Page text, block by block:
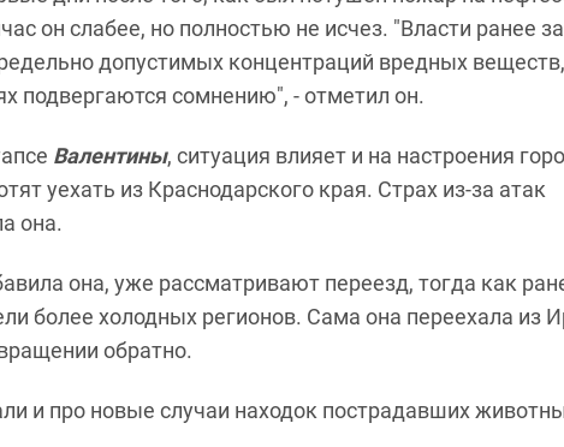
он слабее, но полностью не исчез. "Власти ранее
допустимых концентраций вредных
подвергаются сомнению", - отметил он.
Валентины, ситуация влияет и на настроения
уехать из Краснодарского края. Страх из-за атак
она.
она, уже рассматривают переезд, тогда как
более холодных регионов. Сама она переехала из
обратно.
и про новые случаи находок пострадавших